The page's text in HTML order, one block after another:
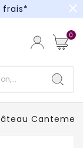
frais*
close
0